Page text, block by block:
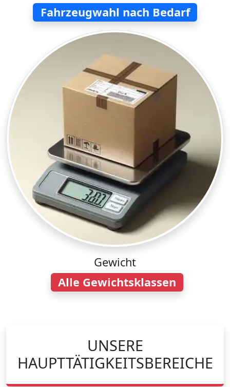
Fahrzeugwahl nach Bedarf
Gewicht
Alle Gewichtsklassen
UNSERE
HAUPTTÄTIGKEITSBEREICHE